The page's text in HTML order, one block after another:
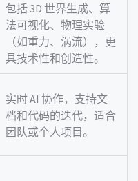
包括 3D 世界生成、算
法可视化、物理实验
（如重力、涡流），更
具技术性和创造性。
实时 AI 协作，支持文
档和代码的迭代，适合
团队或个人项目。